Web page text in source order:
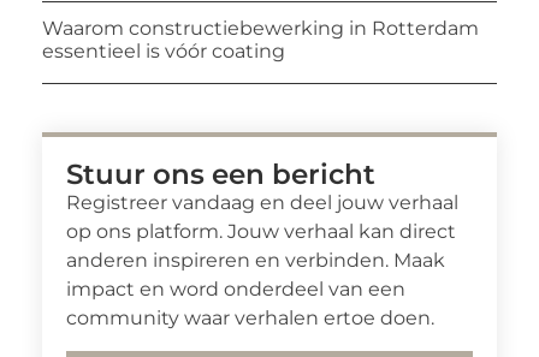
Waarom constructiebewerking in Rotterdam
essentieel is vóór coating
Stuur ons een bericht
Registreer vandaag en deel jouw verhaal
op ons platform. Jouw verhaal kan direct
anderen inspireren en verbinden. Maak
impact en word onderdeel van een
community waar verhalen ertoe doen.